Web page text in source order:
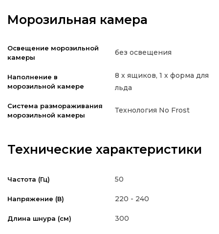
Морозильная камера
Освещение морозильной
камеры
без освещения
Наполнение в
морозильной камере
8 х ящиков, 1 х форма для
льда
Система размораживания
морозильной камеры
Технология No Frost
Технические характеристики
Частота (Гц) 50
Напряжение (В) 220 - 240
Длина шнура (см) 300